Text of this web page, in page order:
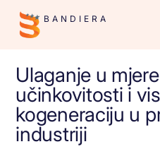
BANDIERA
Ulaganje u
učinkovitosti i
kogeneraciju u
industriji